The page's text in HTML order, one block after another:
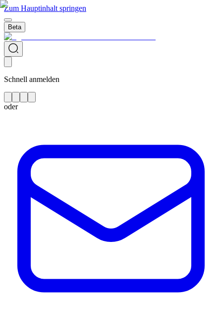
Zum Hauptinhalt springen
Beta
Schnell anmelden
oder